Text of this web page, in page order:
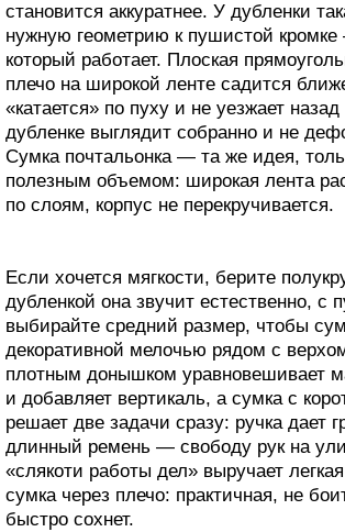
становится аккуратнее. У дубленки
нужную геометрию к пушистой кромке
который работает. Плоская
плечо на широкой ленте садится
«катается» по пуху и не уезжает
дубленке выглядит собранно и не
Сумка почтальонка — та же идея,
полезным объемом: широкая лента
по слоям, корпус не перекручивается.
Если хочется мягкости, берите
дубленкой она звучит естественно, с
выбирайте средний размер, чтобы
декоративной мелочью рядом с
плотным донышком уравновешивает
и добавляет вертикаль, а сумка с
решает две задачи сразу: ручка дает
длинный ремень — свободу рук на
«слякоти работы дел» выручает
сумка через плечо: практичная, не
быстро сохнет.